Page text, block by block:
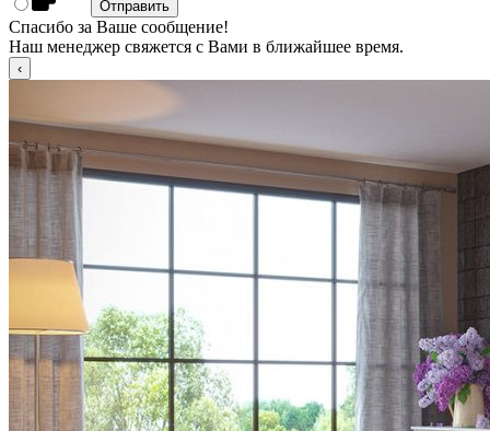
Спасибо за Ваше сообщение!
Наш менеджер свяжется с Вами в ближайшее время.